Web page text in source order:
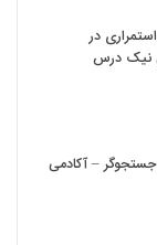
در
نیک درس
– آکادمی